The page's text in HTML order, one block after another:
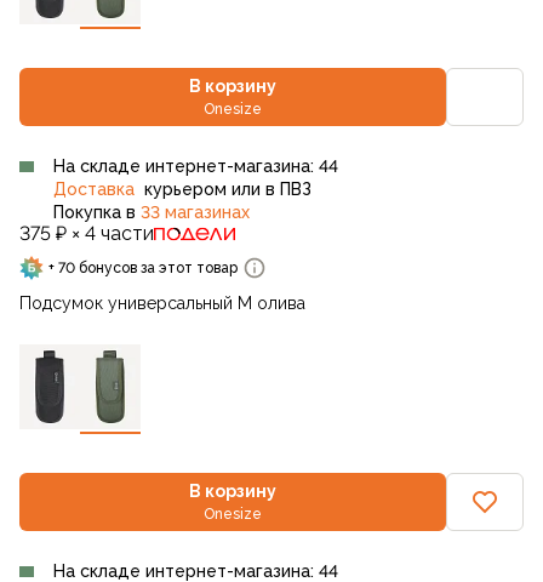
В корзину
Onesize
На складе интернет-магазина: 44
Доставка курьером или в ПВЗ
Покупка в 33 магазинах
375 ₽ × 4 части
+ 70 бонусов за этот товар
Подсумок универсальный M олива
В корзину
Onesize
На складе интернет-магазина: 44